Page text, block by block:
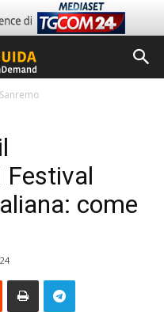
Festival
come